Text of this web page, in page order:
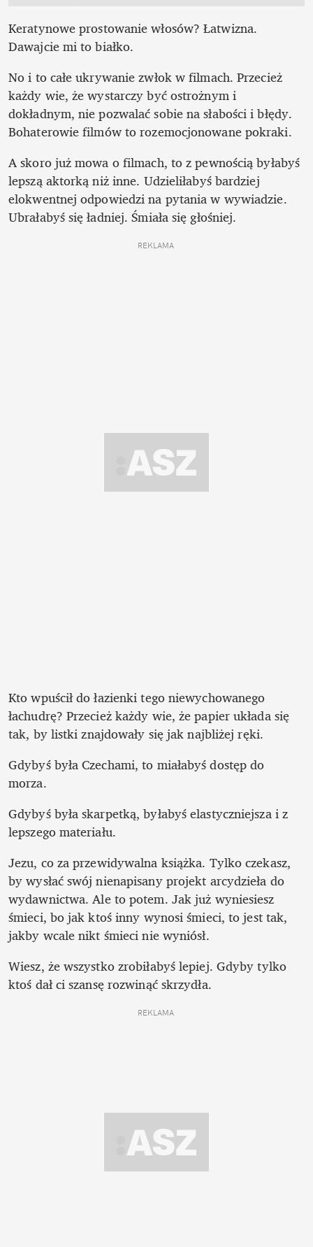
Keratynowe prostowanie włosów? Łatwizna.
Dawajcie mi to białko.
No i to całe ukrywanie zwłok w filmach. Przecież
każdy wie, że wystarczy być ostrożnym i
dokładnym, nie pozwalać sobie na słabości i błędy.
Bohaterowie filmów to rozemocjonowane pokraki.
A skoro już mowa o filmach, to z pewnością byłabyś
lepszą aktorką niż inne. Udzieliłabyś bardziej
elokwentnej odpowiedzi na pytania w wywiadzie.
Ubrałabyś się ładniej. Śmiała się głośniej.
REKLAMA
Kto wpuścił do łazienki tego niewychowanego
łachudrę? Przecież każdy wie, że papier układa się
tak, by listki znajdowały się jak najbliżej ręki.
Gdybyś była Czechami, to miałabyś dostęp do
morza.
Gdybyś była skarpetką, byłabyś elastyczniejsza i z
lepszego materiału.
Jezu, co za przewidywalna książka. Tylko czekasz,
by wysłać swój nienapisany projekt arcydzieła do
wydawnictwa. Ale to potem. Jak już wyniesiesz
śmieci, bo jak ktoś inny wynosi śmieci, to jest tak,
jakby wcale nikt śmieci nie wyniósł.
Wiesz, że wszystko zrobiłabyś lepiej. Gdyby tylko
ktoś dał ci szansę rozwinąć skrzydła.
REKLAMA